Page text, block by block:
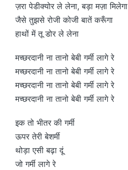
ज़रा पेडीक्योर ले लेना, बड़ा मज़ा मिलेगा
जैसे तुझसे रोजी कोजी बातें करूँगा
हाथों में तू डोर ले लेना
मच्छरदानी ना तानो बेबी गर्मी लागे रे
मच्छरदानी ना तानो बेबी गर्मी लागे रे
मच्छरदानी ना तानो बेबी गर्मी लागे रे
मच्छरदानी ना तानो बेबी गर्मी लागे रे
इक तो भीतर की गर्मी
ऊपर तेरी बेशर्मी
थोड़ा एसी बढ़ा दूं
जो गर्मी लागे रे